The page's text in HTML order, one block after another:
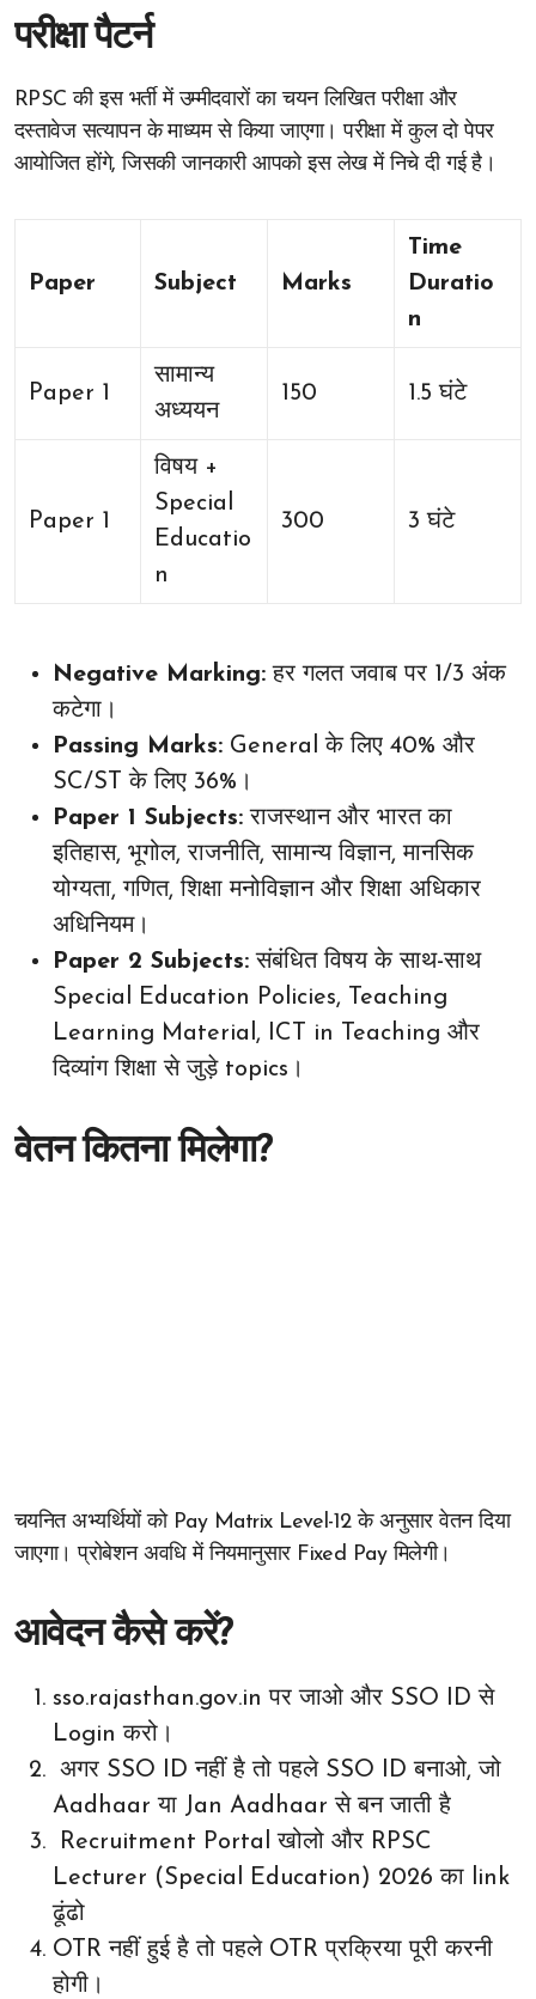
परीक्षा पैटर्न
RPSC की इस भर्ती में उम्मीदवारों का चयन लिखित परीक्षा और
दस्तावेज सत्यापन के माध्यम से किया जाएगा। परीक्षा में कुल दो पेपर
आयोजित होंगे, जिसकी जानकारी आपको इस लेख में निचे दी गई है।
Paper Subject Marks
Time
Duratio
n
Paper 1
सामान्य
अध्ययन
150 1.5 घंटे
Paper 1
विषय +
Special
Educatio
n
300 3 घंटे
Negative Marking: हर गलत जवाब पर 1/3 अंक
कटेगा।
Passing Marks: General के लिए 40% और
SC/ST के लिए 36%।
Paper 1 Subjects: राजस्थान और भारत का
इतिहास, भूगोल, राजनीति, सामान्य विज्ञान, मानसिक
योग्यता, गणित, शिक्षा मनोविज्ञान और शिक्षा अधिकार
अधिनियम।
Paper 2 Subjects: संबंधित विषय के साथ-साथ
Special Education Policies, Teaching
Learning Material, ICT in Teaching और
दिव्यांग शिक्षा से जुड़े topics।
वेतन कितना मिलेगा?
चयनित अभ्यर्थियों को Pay Matrix Level-12 के अनुसार वेतन दिया
जाएगा। प्रोबेशन अवधि में नियमानुसार Fixed Pay मिलेगी।
आवेदन कैसे करें?
sso.rajasthan.gov.in पर जाओ और SSO ID से
Login करो।
अगर SSO ID नहीं है तो पहले SSO ID बनाओ, जो
Aadhaar या Jan Aadhaar से बन जाती है
Recruitment Portal खोलो और RPSC
Lecturer (Special Education) 2026 का link
ढूंढो
OTR नहीं हुई है तो पहले OTR प्रक्रिया पूरी करनी
होगी।